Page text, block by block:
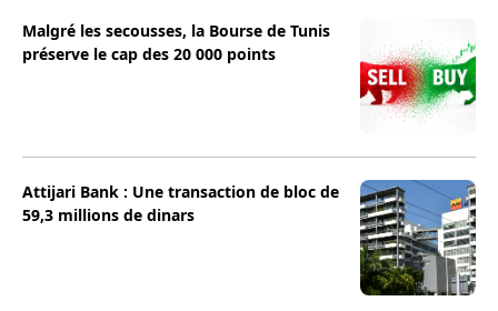
Malgré les secousses, la Bourse de Tunis
préserve le cap des 20 000 points
Attijari Bank : Une transaction de bloc de
59,3 millions de dinars